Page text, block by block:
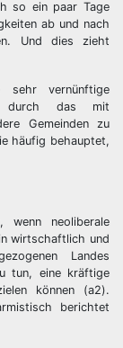
so ein paar Tage
ab und nach
Und dies zieht
vernünftige
durch das mit
Gemeinden zu
häufig behauptet,
neoliberale
wirtschaftlich und
Landes
tun, eine kräftige
können (a2).
berichtet